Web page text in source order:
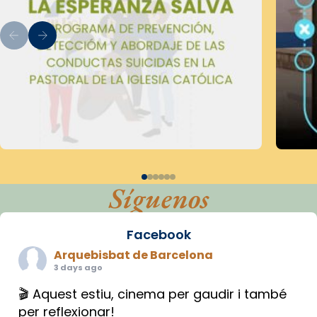
Síguenos
Facebook
Arquebisbat de Barcelona
3 days ago
🎬 Aquest estiu, cinema per gaudir i també
per reflexionar!